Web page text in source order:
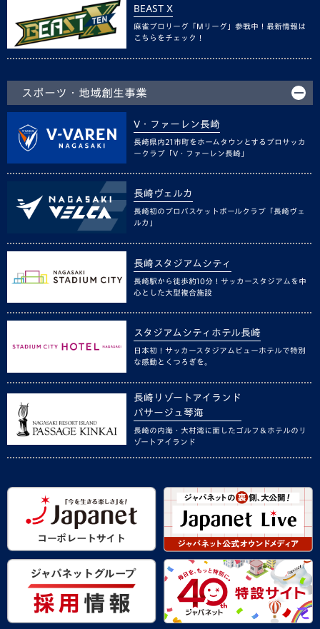
BEAST X
麻雀プロリーグ「Mリーグ」参戦中！最新情報は
こちらをチェック！
スポーツ・地域創生事業
V・ファーレン長崎
長崎県内21市町をホームタウンとするプロサッカ
ークラブ「V・ファーレン長崎」
長崎ヴェルカ
長崎初のプロバスケットボールクラブ「長崎ヴェ
ルカ」
長崎スタジアムシティ
長崎駅から徒歩約10分！サッカースタジアムを中
心とした大型複合施設
スタジアムシティホテル長崎
日本初！サッカースタジアムビューホテルで特別
な感動とくつろぎを。
長崎リゾートアイランド
パサージュ琴海
長崎の内海・大村湾に面したゴルフ＆ホテルのリ
ゾートアイランド